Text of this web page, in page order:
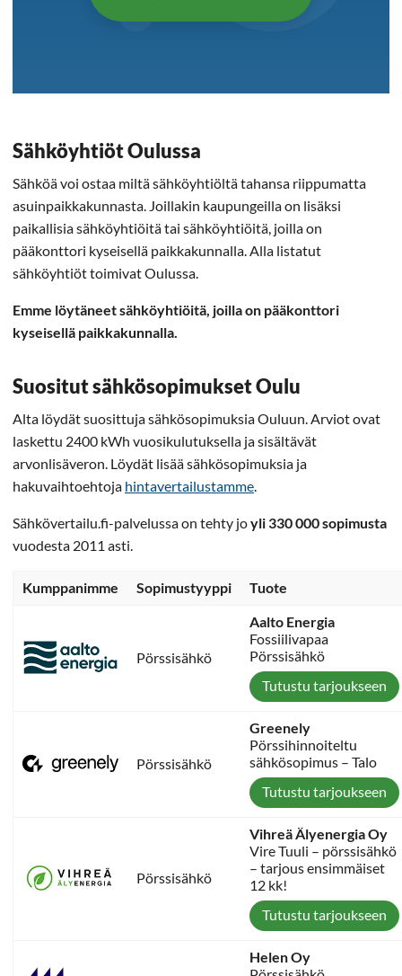
Sähköyhtiöt Oulussa
Sähköä voi ostaa miltä sähköyhtiöltä tahansa riippumatta
asuinpaikkakunnasta. Joillakin kaupungeilla on lisäksi
paikallisia sähköyhtiöitä tai sähköyhtiöitä, joilla on
pääkonttori kyseisellä paikkakunnalla. Alla listatut
sähköyhtiöt toimivat Oulussa.
Emme löytäneet sähköyhtiöitä, joilla on pääkonttori
kyseisellä paikkakunnalla.
Suositut sähkösopimukset Oulu
Alta löydät suosittuja sähkösopimuksia Ouluun. Arviot ovat
laskettu 2400 kWh vuosikulutuksella ja sisältävät
arvonlisäveron. Löydät lisää sähkösopimuksia ja
hakuvaihtoehtoja hintavertailustamme
Sähkövertailu.fi-palvelussa on tehty joyli 330 000 sopimusta
vuodesta 2011 asti.
Kumppanimme Sopimustyyppi Tuote
Pörssisähkö
Aalto Energia
Fossiilivapaa
Pörssisähkö
Tutustu tarjoukseen
Pörssisähkö
Greenely
Pörssihinnoiteltu
sähkösopimus – Talo
Tutustu tarjoukseen
Pörssisähkö
Vihreä Älyenergia Oy
Vire Tuuli – pörssisähkö
– tarjous ensimmäiset
12 kk!
Tutustu tarjoukseen
Helen Oy